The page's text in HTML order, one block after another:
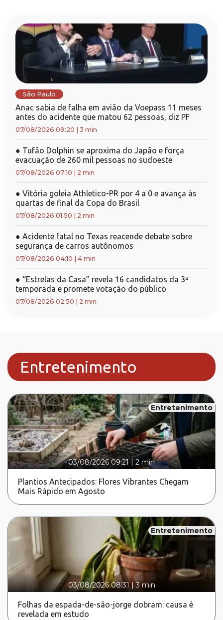
São Paulo
Anac sabia de falha em avião da Voepass 11 meses
antes do acidente que matou 62 pessoas, diz PF
07/08/2026 09:20 3 min
● Tufão Dolphin se aproxima do Japão e força
evacuação de 260 mil pessoas no sudoeste
07/08/2026 07:10 2 min
● Vitória goleia Athletico-PR por 4 a 0 e avança às
quartas de final da Copa do Brasil
07/08/2026 01:50 2 min
● Acidente fatal no Texas reacende debate sobre
segurança de carros autônomos
07/08/2026 04:10 4 min
● “Estrelas da Casa” revela 16 candidatos da 3ª
temporada e promete votação do público
07/08/2026 02:50 2 min
Entretenimento
Entretenimento
03/08/2026 09:21|2 min
Plantios Antecipados: Flores Vibrantes Chegam
Mais Rápido em Agosto
Entretenimento
03/08/2026 08:31 |3 min
Folhas da espada-de-são-jorge dobram: causa é
revelada em estudo